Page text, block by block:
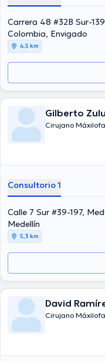
Carlos Mauricio Duque
conferencias con miras
ámbito de
Finalmente, el Dr. puede
Carrera 48 #32B Sur-
Colombia, Envigado
4,5 km
Gilberto
Cirujano
Consultorio 1
Calle 7 Sur #39-197,
Medellín
5,3 km
David
Cirujano